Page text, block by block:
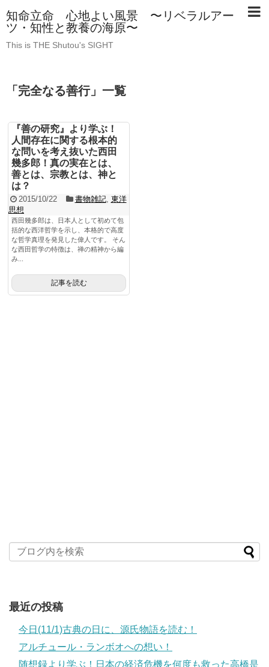
知命立命 心地よい風景 〜リベラルアー
ツ・知性と教養の海原〜
This is THE Shutou's SIGHT
「 完全なる善行」 一覧
『善の研究』より学ぶ！
人間存在に関する根本的
な問いを考え抜いた西田
幾多郎！真の実在とは、
善とは、宗教とは、神と
は？
2015/10/22 書物雑記, 東洋
思想
西田幾多郎は、日本人として初めて包
括的な西洋哲学を示し、本格的で高度
な哲学真理を発見した偉人です。 そん
な西田哲学の特徴は、禅の精神から編
み...
記事を読む
最近の投稿
今日(11/1)古典の日に、源氏物語を読む！
アルチュール・ランボオへの想い！
随想録より学ぶ！日本の経済危機を何度も救った高橋是